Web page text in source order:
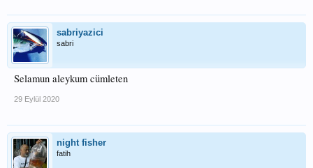
sabriyazici
sabri
Selamun aleykum cümleten
29 Eylül 2020
night fisher
fatih